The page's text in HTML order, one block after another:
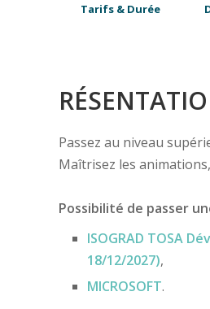
Tarifs & Durée
Passez au niveau
Maîtrisez les
Possibilité de passer
ISOGRAD TOSA
18/12/2027),
MICROSOFT.